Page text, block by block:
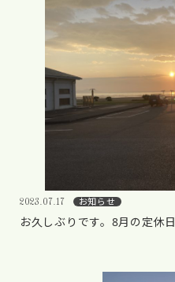
2023.07.17 お知らせ
お久しぶりです。8月の定休日